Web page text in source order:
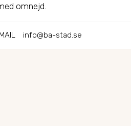
omnejd.
info@ba-stad.se